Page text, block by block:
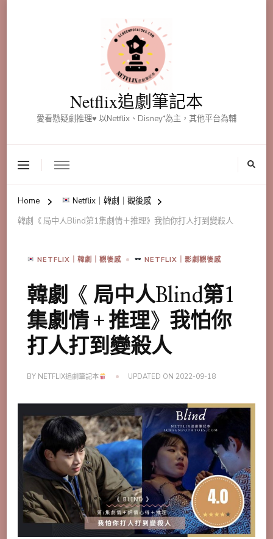
Netflix追劇筆記本
愛看懸疑劇推理♥ 以Netflix、Disney⁺為主，其他平台為輔
Home
Netflix｜韓劇｜觀後感
韓劇《 局中人Blind第1集劇情＋推理》我怕你打人打到變殺人
NETFLIX｜韓劇｜觀後感 NETFLIX｜影劇觀後感
韓劇《 局中人Blind第1
集劇情＋推理》我怕你
打人打到變殺人
BY NETFLIX追劇筆記本 UPDATED ON 2022-09-18